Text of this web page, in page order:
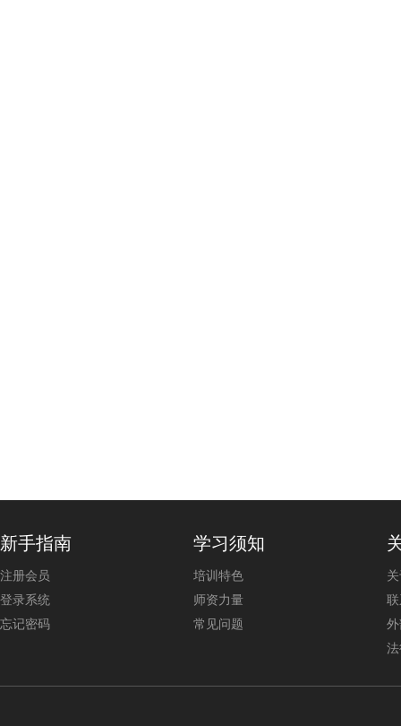
新手指南
注册会员
登录系统
忘记密码
学习须知
培训特色
师资力量
常见问题